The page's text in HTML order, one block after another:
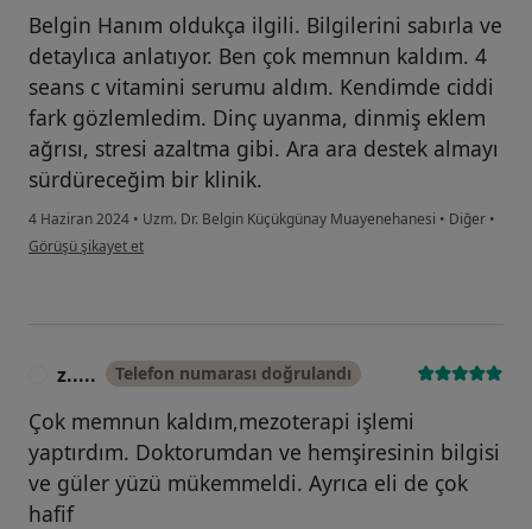
Belgin Hanım oldukça ilgili. Bilgilerini sabırla ve
detaylıca anlatıyor. Ben çok memnun kaldım. 4
seans c vitamini serumu aldım. Kendimde ciddi
fark gözlemledim. Dinç uyanma, dinmiş eklem
ağrısı, stresi azaltma gibi. Ara ara destek almayı
sürdüreceğim bir klinik.
4 Haziran 2024 • Uzm. Dr. Belgin Küçükgünay Muayenehanesi • Diğer •
kullanıcının görüşüne göre el...n
Görüşü şikayet et
z..... Telefon numarası doğrulandı
Çok memnun kaldım,mezoterapi işlemi
yaptırdım. Doktorumdan ve hemşiresinin bilgisi
ve güler yüzü mükemmeldi. Ayrıca eli de çok
hafif